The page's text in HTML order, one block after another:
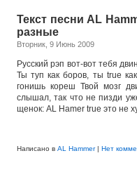
Текст песни AL
разные
Вторник, 9 Июнь 2009
Русский рэп вот-вот тебя
Ты туп как боров, ты true
гонишь кореш Твой мозг
слышал, так что не пизди
щенок: AL Hamer true это не
Написано в AL Hammer| Нет